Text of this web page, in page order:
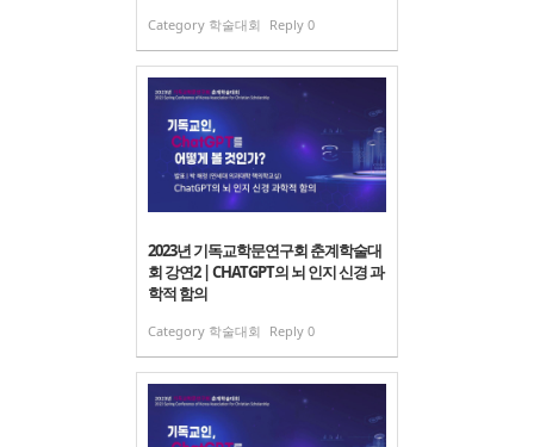
Category 학술대회 Reply 0
2023년 기독교학문연구회 춘계학술대
회 강연2 | CHATGPT의 뇌 인지 신경 과
학적 함의
Category 학술대회 Reply 0